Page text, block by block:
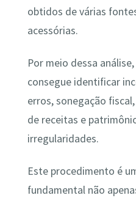
obtidos de várias
acessórias.
Por meio dessa
consegue identificar
erros, sonegação
de receitas e
irregularidades.
Este procedimento é
fundamental não